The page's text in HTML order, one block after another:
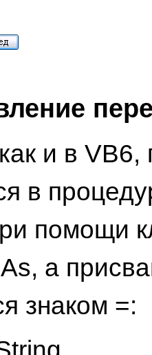
и в
в
помощи
а
знаком =: